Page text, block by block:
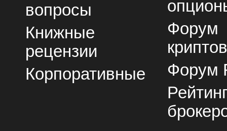
вопросы
Книжные
рецензии
Корпоративные
Форум
Форум